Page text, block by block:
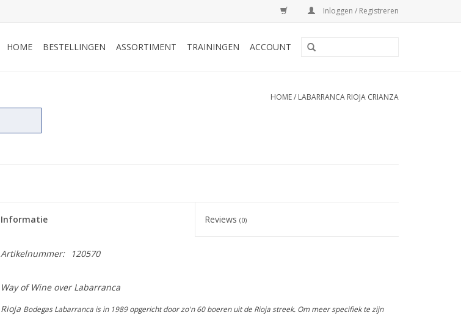
Inloggen / Registreren
HOME BESTELLINGEN ASSORTIMENT TRAININGEN ACCOUNT
HOME/ LABARRANCA RIOJA CRIANZA
Informatie Reviews(0)
Artikelnummer: 120570
Way of Wine over Labarranca
Rioja Bodegas Labarranca is in 1989 opgericht door zo'n 60 boeren uit de Rioja streek. Om meer specifiek te zijn